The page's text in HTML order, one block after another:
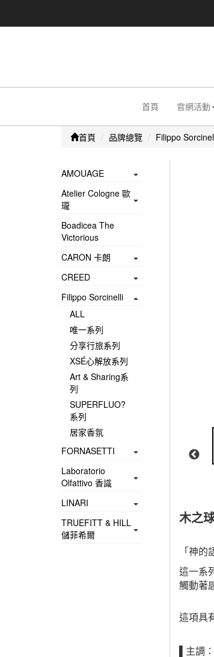
首頁 官網活動
首頁 品牌總覽 Filippo
AMOUAGE
Atelier Cologne 歐
瓏
Boadicea The
Victorious
CARON 卡朗
CREED
Filippo Sorcinelli
ALL
唯一系列
分享行旅系列
XSÉ心解放系列
Art & Sharing系
列
SUPERFLUO?
系列
居家香氛
FORNASETTI
Laboratorio
Olfattivo 香識
LINARI
TRUEFITT & HILL
儲菲希爾
木之
「神的
這一系
觸動著
這項具
▌主調